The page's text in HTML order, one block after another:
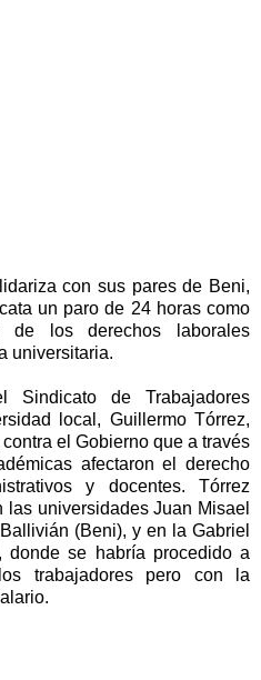
con sus pares de Beni,
un paro de 24 horas como
de los derechos laborales
universitaria.
Sindicato de Trabajadores
local, Guillermo Tórrez,
el Gobierno que a través
afectaron el derecho
y docentes. Tórrez
universidades Juan Misael
(Beni), y en la Gabriel
donde se habría procedido a
trabajadores pero con la